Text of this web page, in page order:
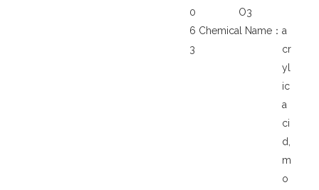
0
6
3
O3
Chemical Name：a
cr
yl
ic
a
ci
d,
m
o